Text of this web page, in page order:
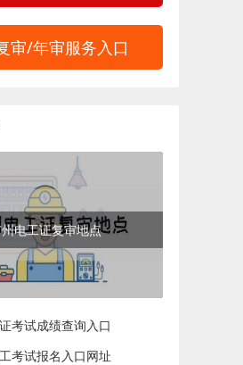
审/年审服务入口
电工证复审地点
考试成绩查询入口
考试报名入口网址